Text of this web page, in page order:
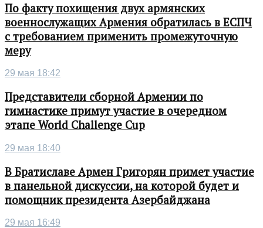
По факту похищения двух армянских
военнослужащих Армения обратилась в ЕСПЧ
с требованием применить промежуточную
меру
29 мая 18:42
Представители сборной Армении по
гимнастике примут участие в очередном
этапе World Challenge Cup
29 мая 18:40
В Братиславе Армен Григорян примет участие
в панельной дискуссии, на которой будет и
помощник президента Азербайджана
29 мая 16:49